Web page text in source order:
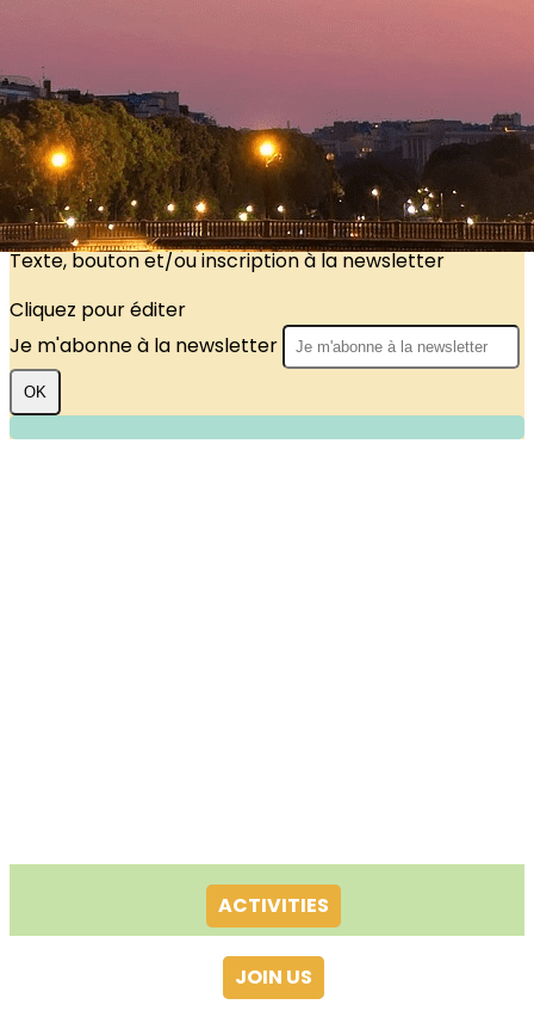
?>
Images de la page d'accueil
Cliquez pour éditer
Texte, bouton et/ou inscription à la newsletter
Cliquez pour éditer
Je m'abonne à la newsletter
OK
ACTIVITIES
JOIN US